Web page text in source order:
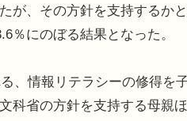
が、その方針を支持するか
％にのぼる結果となった。
、情報リテラシーの修得を
科省の方針を支持する母親